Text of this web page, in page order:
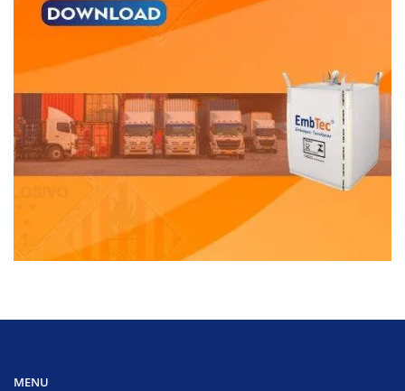
MENU